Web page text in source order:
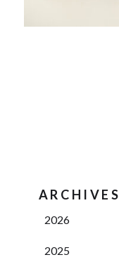
ARCHIVES
2026
2025